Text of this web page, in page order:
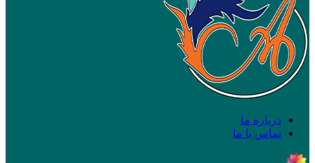
درباره ما
تماس با ما